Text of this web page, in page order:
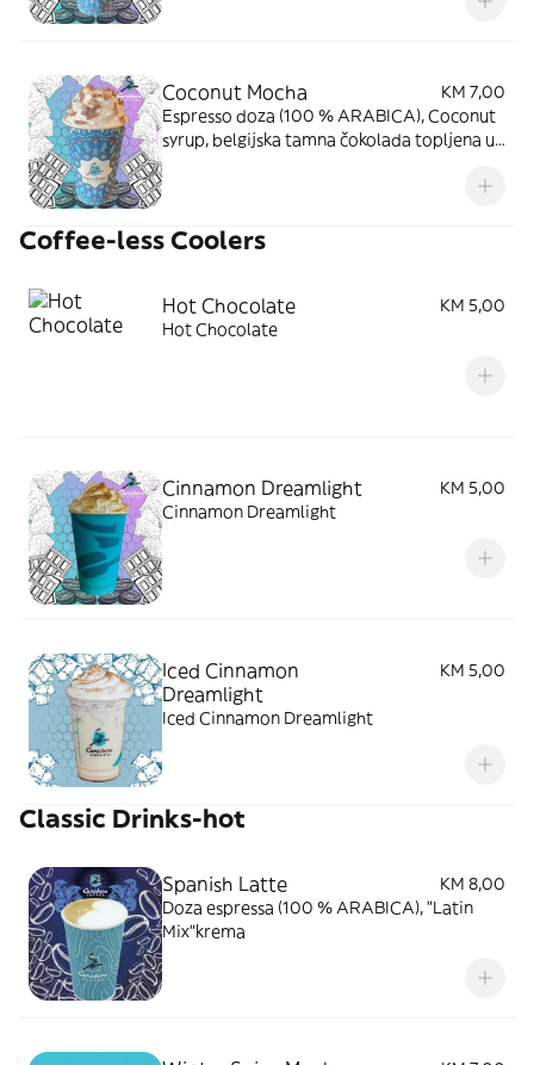
Coconut Mocha
KM 7,00
Espresso doza (100 % ARABICA), Coconut
syrup, belgijska tamna čokolada topljena u
Coffee-less Coolers
Hot Chocolate
KM 5,00
Hot Chocolate
Cinnamon Dreamlight
KM 5,00
Cinnamon Dreamlight
Iced Cinnamon
Dreamlight
KM 5,00
Iced Cinnamon Dreamlight
Classic Drinks-hot
Spanish Latte
KM 8,00
Doza espressa (100 % ARABICA), "Latin
Mix"krema